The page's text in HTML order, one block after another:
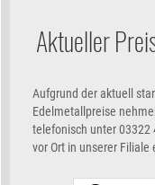
Aktueller
Aufgrund der aktuell
Edelmetallpreise
telefonisch unter 03322
vor Ort in unserer Filiale